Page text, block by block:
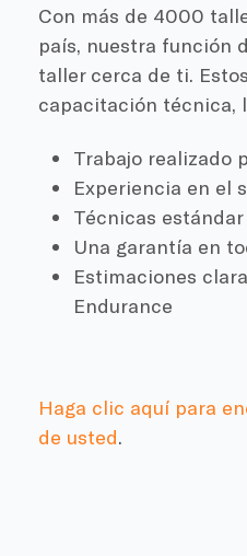
Con más de 4000
país, nuestra función
taller cerca de ti.
capacitación técnica,
Trabajo realizado
Experiencia en el
Técnicas
Una garantía en
Estimaciones
Endurance
Haga clic aquí para
de usted.